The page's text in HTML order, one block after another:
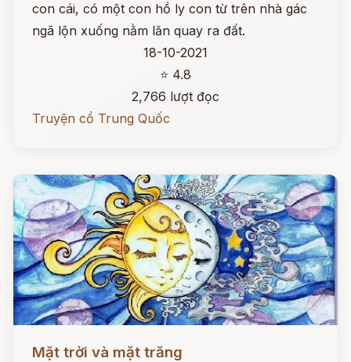
con cái, có một con hồ ly con từ trên nhà gác
ngã lộn xuống nằm lăn quay ra đất.
18-10-2021
⭐ 4.8
2,766 lượt đọc
Truyện cổ Trung Quốc
Mặt trời và mặt trăng